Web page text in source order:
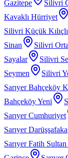
Gazitepe
Silivri
Kavaklı Hürriyet
Silivri Küçük Kılıçlı
Sinan
Silivri
Sayalar
Silivri
Seymen
Silivri
Sarıyer Bahçeköy
Bahçeköy Yeni
Sarıyer Cumhuriyet
Sarıyer Darüşşafaka
Sarıyer Fatih